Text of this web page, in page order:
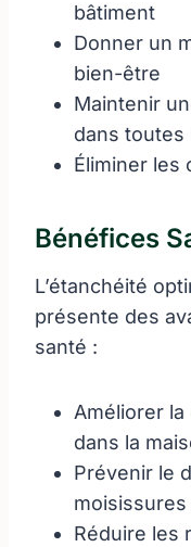
bâtiment
Donner un
bien-être
Maintenir
dans toutes
Éliminer les
Bénéfices
L’étanchéité
présente des
santé :
Améliorer la
dans la
Prévenir le
Réduire les